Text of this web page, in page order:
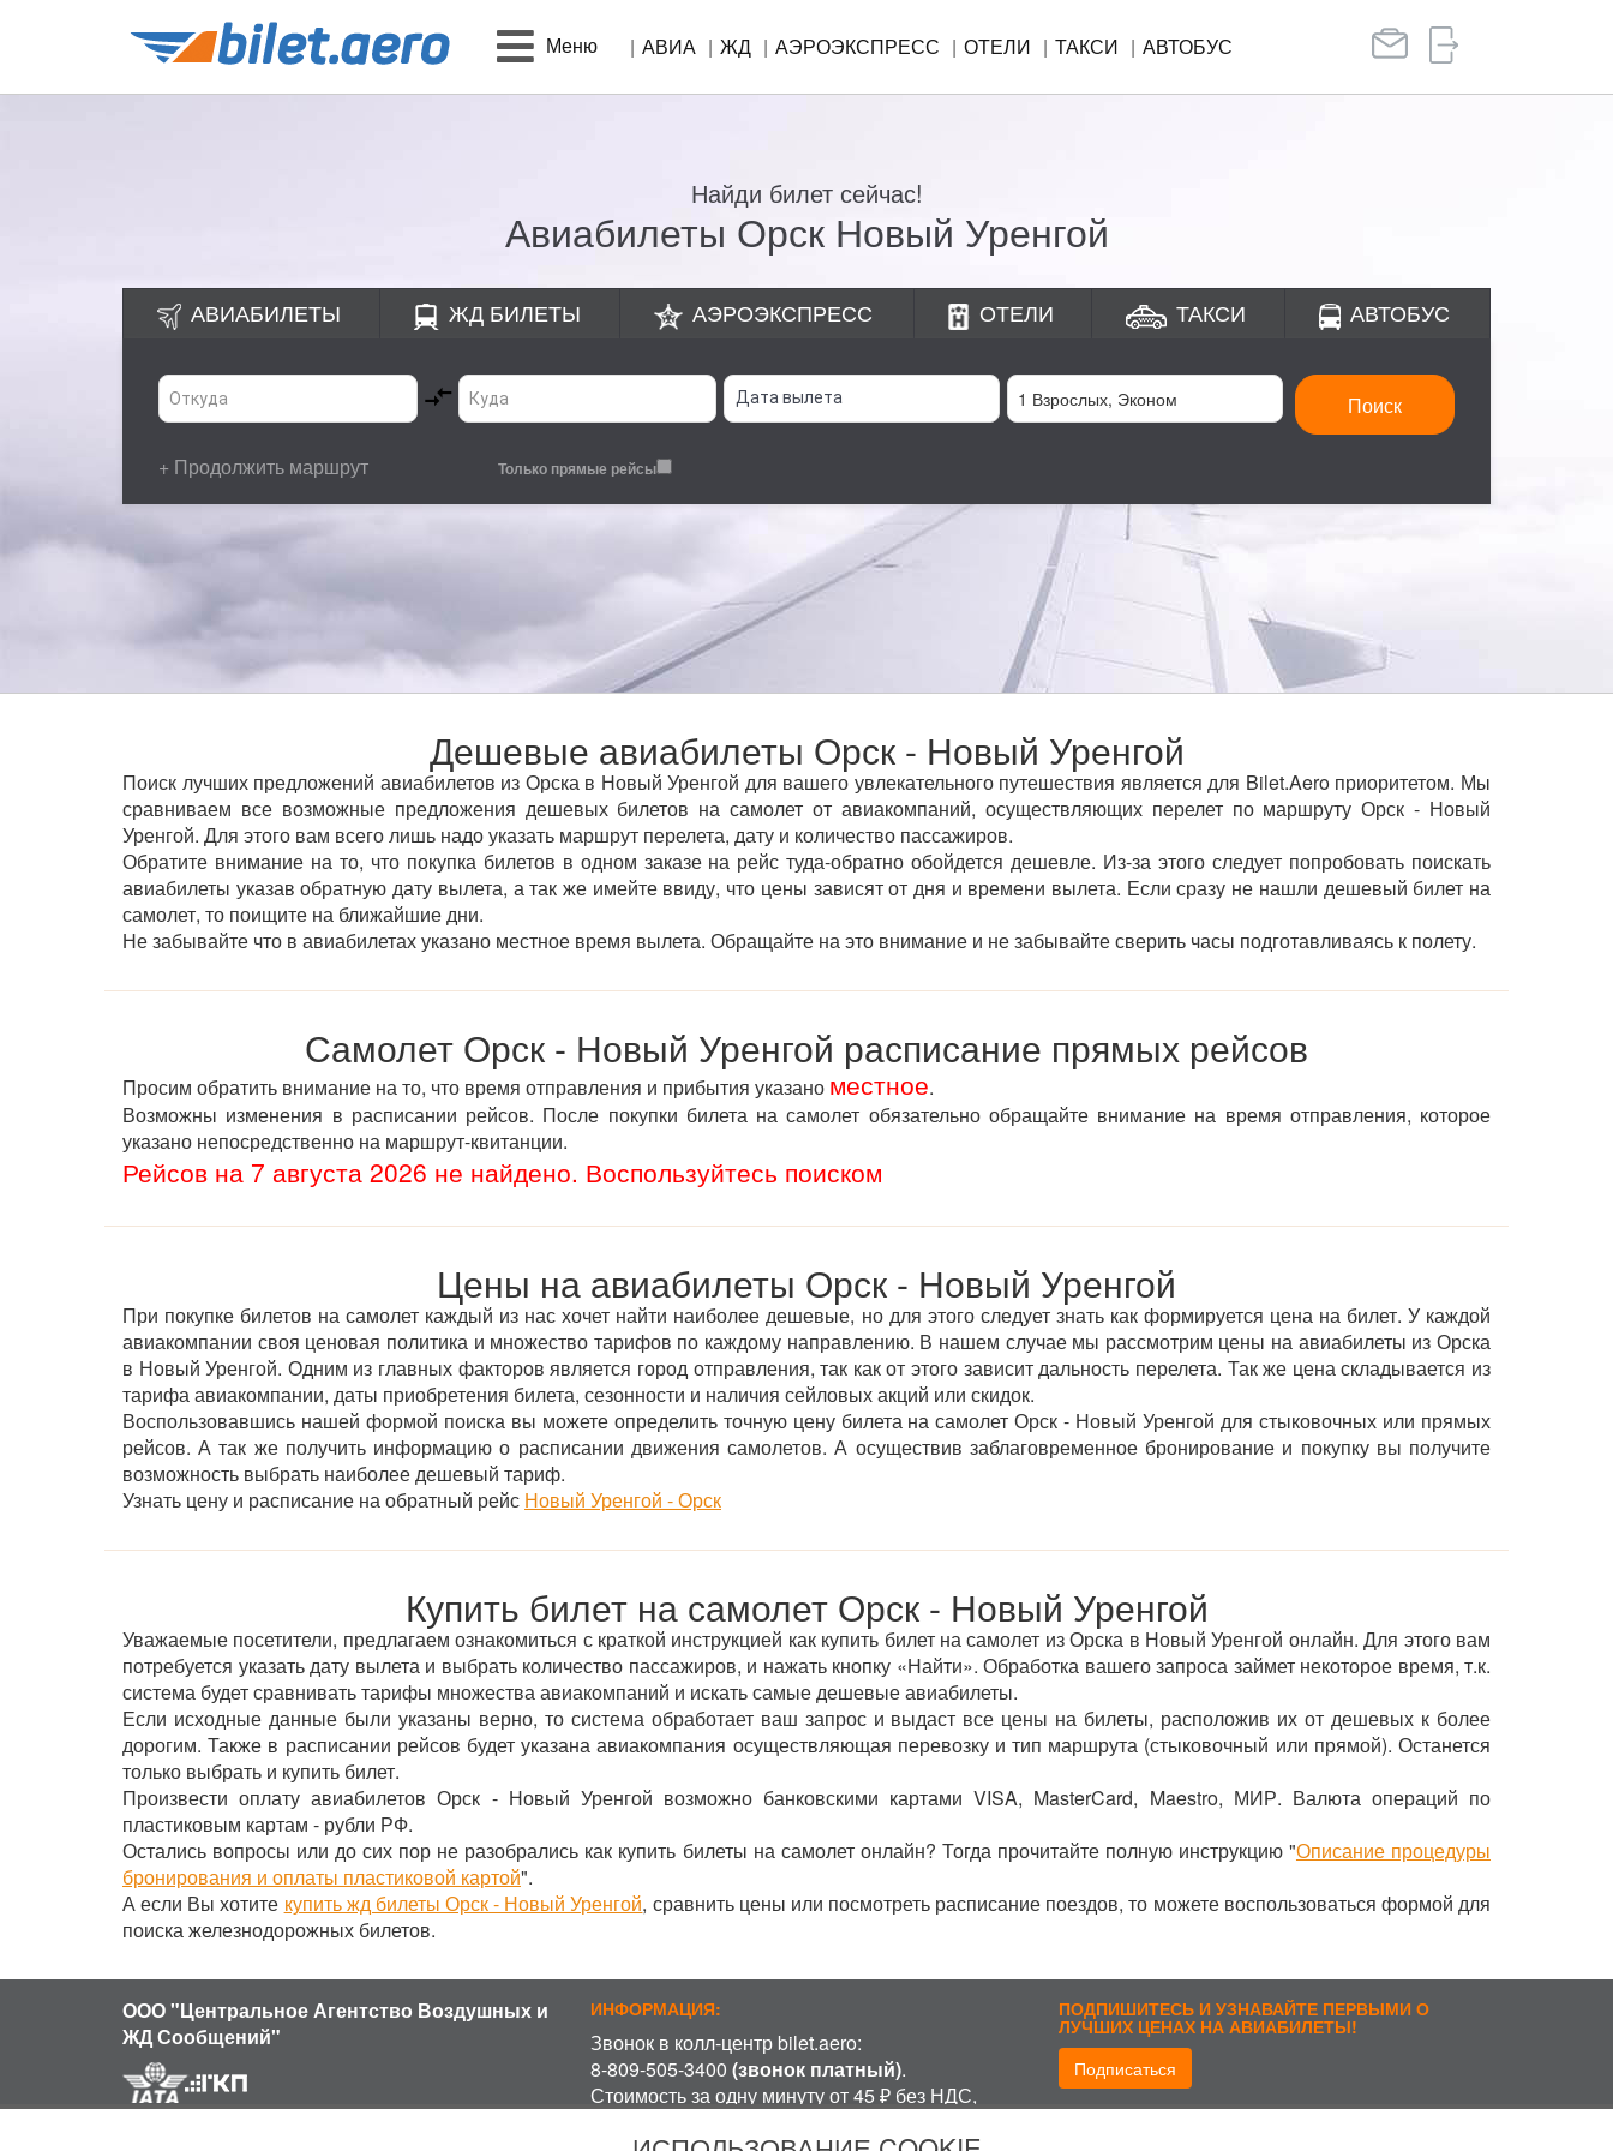
Меню АВИА ЖД АЭРОЭКСПРЕСС ОТЕЛИ ТАКСИ АВТОБУС
Найди билет сейчас!
Авиабилеты Орск Новый Уренгой
АВИАБИЛЕТЫ ЖД БИЛЕТЫ АЭРОЭКСПРЕСС ОТЕЛИ ТАКСИ АВТОБУС
Поиск
+ Продолжить маршрут Только прямые рейсы
Дешевые авиабилеты Орск - Новый Уренгой
Поиск лучших предложений авиабилетов из Орска в Новый Уренгой для вашего увлекательного путешествия является для Bilet.Aero приоритетом. Мы
сравниваем все возможные предложения дешевых билетов на самолет от авиакомпаний, осуществляющих перелет по маршруту Орск - Новый
Уренгой. Для этого вам всего лишь надо указать маршрут перелета, дату и количество пассажиров.
Обратите внимание на то, что покупка билетов в одном заказе на рейс туда-обратно обойдется дешевле. Из-за этого следует попробовать поискать
авиабилеты указав обратную дату вылета, а так же имейте ввиду, что цены зависят от дня и времени вылета. Если сразу не нашли дешевый билет на
самолет, то поищите на ближайшие дни.
Не забывайте что в авиабилетах указано местное время вылета. Обращайте на это внимание и не забывайте сверить часы подготавливаясь к полету.
Самолет Орск - Новый Уренгой расписание прямых рейсов
Просим обратить внимание на то, что время отправления и прибытия указано местное.
Возможны изменения в расписании рейсов. После покупки билета на самолет обязательно обращайте внимание на время отправления, которое
указано непосредственно на маршрут-квитанции.
Рейсов на 7 августа 2026 не найдено. Воспользуйтесь поиском
Цены на авиабилеты Орск - Новый Уренгой
При покупке билетов на самолет каждый из нас хочет найти наиболее дешевые, но для этого следует знать как формируется цена на билет. У каждой
авиакомпании своя ценовая политика и множество тарифов по каждому направлению. В нашем случае мы рассмотрим цены на авиабилеты из Орска
в Новый Уренгой. Одним из главных факторов является город отправления, так как от этого зависит дальность перелета. Так же цена складывается из
тарифа авиакомпании, даты приобретения билета, сезонности и наличия сейловых акций или скидок.
Воспользовавшись нашей формой поиска вы можете определить точную цену билета на самолет Орск - Новый Уренгой для стыковочных или прямых
рейсов. А так же получить информацию о расписании движения самолетов. А осуществив заблаговременное бронирование и покупку вы получите
возможность выбрать наиболее дешевый тариф.
Узнать цену и расписание на обратный рейс Новый Уренгой - Орск
Купить билет на самолет Орск - Новый Уренгой
Уважаемые посетители, предлагаем ознакомиться с краткой инструкцией как купить билет на самолет из Орска в Новый Уренгой онлайн. Для этого вам
потребуется указать дату вылета и выбрать количество пассажиров, и нажать кнопку «Найти». Обработка вашего запроса займет некоторое время, т.к.
система будет сравнивать тарифы множества авиакомпаний и искать самые дешевые авиабилеты.
Если исходные данные были указаны верно, то система обработает ваш запрос и выдаст все цены на билеты, расположив их от дешевых к более
дорогим. Также в расписании рейсов будет указана авиакомпания осуществляющая перевозку и тип маршрута (стыковочный или прямой). Останется
только выбрать и купить билет.
Произвести оплату авиабилетов Орск - Новый Уренгой возможно банковскими картами VISA, MasterCard, Maestro, МИР. Валюта операций по
пластиковым картам - рубли РФ.
Остались вопросы или до сих пор не разобрались как купить билеты на самолет онлайн? Тогда прочитайте полную инструкцию "Описание процедуры
бронирования и оплаты пластиковой картой".
А если Вы хотите купить жд билеты Орск - Новый Уренгой, сравнить цены или посмотреть расписание поездов, то можете воспользоваться формой для
поиска железнодорожных билетов.
ООО "Центральное Агентство Воздушных и
ЖД Сообщений"
ИНФОРМАЦИЯ:
Звонок в колл-центр bilet.aero:
8-809-505-3400 (звонок платный).
Стоимость за одну минуту от 45 ₽ без НДС,
ПОДПИШИТЕСЬ И УЗНАВАЙТЕ ПЕРВЫМИ О
ЛУЧШИХ ЦЕНАХ НА АВИАБИЛЕТЫ!
Подписаться